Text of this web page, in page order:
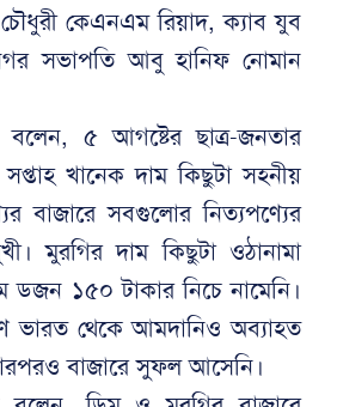
কেএনএম রিয়াদ, ক্যাব যুব
সভাপতি আবু হানিফ নোমান
বলেন, ৫ আগষ্টের ছাত্র-জনতার
খানেক দাম কিছুটা সহনীয়
বাজারে সবগুলোর নিত্যপণ্যের
মুরগির দাম কিছুটা ওঠানামা
ডজন ১৫০ টাকার নিচে নামেনি।
ভারত থেকে আমদানিও অব্যাহত
বাজারে সুফল আসেনি।